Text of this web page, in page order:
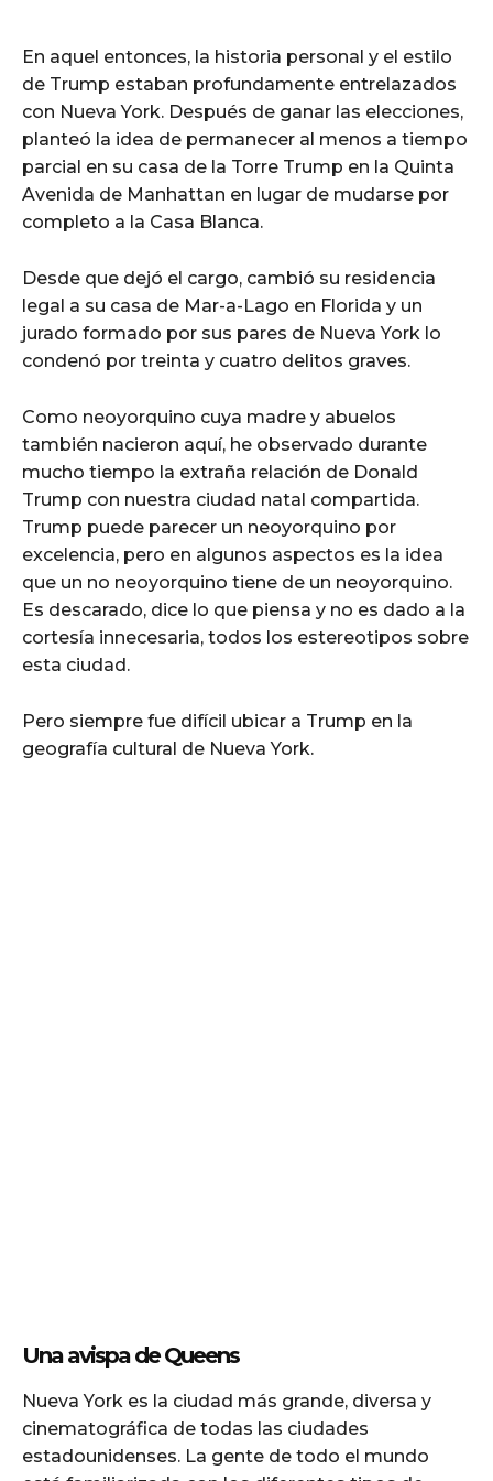
En aquel entonces, la historia personal y el estilo
de Trump estaban profundamente entrelazados
con Nueva York. Después de ganar las elecciones,
planteó la idea de permanecer al menos a tiempo
parcial en su casa de la Torre Trump en la Quinta
Avenida de Manhattan en lugar de mudarse por
completo a la Casa Blanca.
Desde que dejó el cargo, cambió su residencia
legal a su casa de Mar-a-Lago en Florida y un
jurado formado por sus pares de Nueva York lo
condenó por treinta y cuatro delitos graves.
Como neoyorquino cuya madre y abuelos
también nacieron aquí, he observado durante
mucho tiempo la extraña relación de Donald
Trump con nuestra ciudad natal compartida.
Trump puede parecer un neoyorquino por
excelencia, pero en algunos aspectos es la idea
que un no neoyorquino tiene de un neoyorquino.
Es descarado, dice lo que piensa y no es dado a la
cortesía innecesaria, todos los estereotipos sobre
esta ciudad.
Pero siempre fue difícil ubicar a Trump en la
geografía cultural de Nueva York.
Una avispa de Queens
Nueva York es la ciudad más grande, diversa y
cinematográfica de todas las ciudades
estadounidenses. La gente de todo el mundo